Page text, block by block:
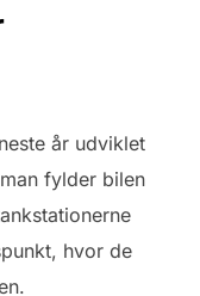
år udviklet
fylder bilen
hvor de